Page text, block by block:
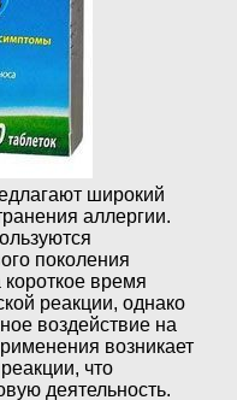
широкий
аллергии.
поколения
время
реакции, однако
воздействие на
возникает
что
деятельность.